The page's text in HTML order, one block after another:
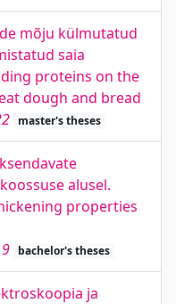
mõju külmutatud
saia
proteins on the
dough and bread
master's theses
alusel.
properties
bachelor's theses
ja